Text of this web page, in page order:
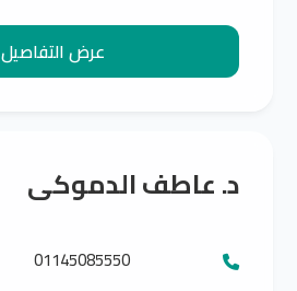
عرض التفاصيل
د. عاطف الدموكى
01145085550